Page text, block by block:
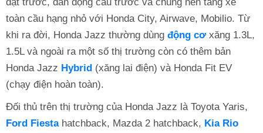
toàn cầu hạng nhỏ với Honda City, Airwave, Mobilio. Từ
khi ra đời, Honda Jazz thường dùng động cơxăng 1.3L,
1.5L và ngoài ra một số thị trường còn có thêm bản
Honda Jazz Hybrid (xăng lai điện) và Honda Fit EV
(chạy điện hoàn toàn).
Đối thủ trên thị trường của Honda Jazz là Toyota Yaris,
Ford Fiestahatchback, Mazda 2 hatchback, Kia Rio